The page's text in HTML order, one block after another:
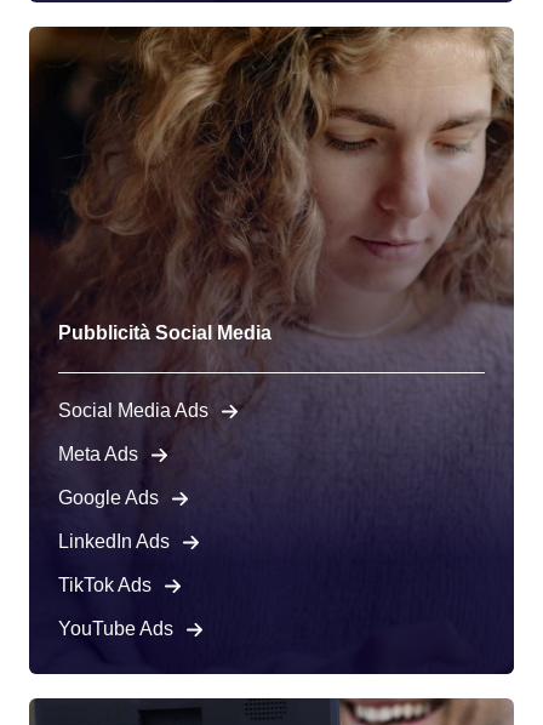
Pubblicità Social Media
Social Media Ads
Meta Ads
Google Ads
LinkedIn Ads
TikTok Ads
YouTube Ads